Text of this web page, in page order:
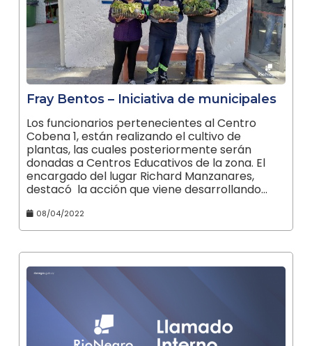
Fray Bentos – Iniciativa de municipales
Los funcionarios pertenecientes al Centro
Cobena 1, están realizando el cultivo de
plantas, las cuales posteriormente serán
donadas a Centros Educativos de la zona. El
encargado del lugar Richard Manzanares,
destacó la acción que viene desarrollando…
08/04/2022